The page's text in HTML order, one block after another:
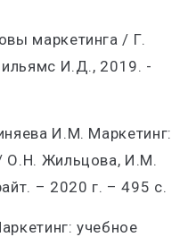
маркетинга / Г.
И.Д., 2019. -
И.М. Маркетинг:
О.Н. Жильцова, И.М.
– 2020 г. – 495 с.
учебное